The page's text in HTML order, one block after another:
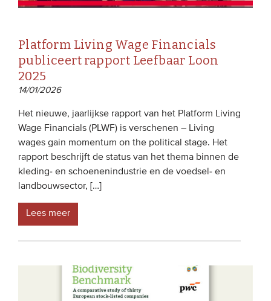
Platform Living Wage Financials
publiceert rapport Leefbaar Loon
2025
14/01/2026
Het nieuwe, jaarlijkse rapport van het Platform Living
Wage Financials (PLWF) is verschenen – Living
wages gain momentum on the political stage. Het
rapport beschrijft de status van het thema binnen de
kleding- en schoenenindustrie en de voedsel- en
landbouwsector, […]
Lees meer